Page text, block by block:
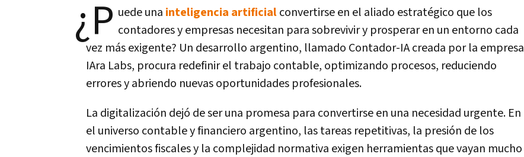
¿P uede una inteligencia artificialconvertirse en el aliado estratégico que los
contadores y empresas necesitan para sobrevivir y prosperar en un entorno cada
vez más exigente? Un desarrollo argentino, llamado Contador-IA creada por la empresa
IAra Labs, procura redefinir el trabajo contable, optimizando procesos, reduciendo
errores y abriendo nuevas oportunidades profesionales.
La digitalización dejó de ser una promesa para convertirse en una necesidad urgente. En
el universo contable y financiero argentino, las tareas repetitivas, la presión de los
vencimientos fiscales y la complejidad normativa exigen herramientas que vayan mucho